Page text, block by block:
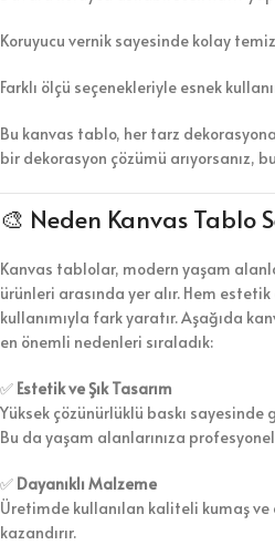
Koruyucu vernik sayesinde kolay
Farklı ölçü seçenekleriyle esnek
Bu kanvas tablo, her tarz
bir dekorasyon çözümü arıyorsanız,
🎨 Neden Kanvas Tablo
Kanvas tablolar, modern yaşam
ürünleri arasında yer alır. Hem
kullanımıyla fark yaratır. Aşağıda
en önemli nedenleri sıraladık:
✅ Estetik ve Şık Tasarım
Yüksek çözünürlüklü baskı sayesinde
Bu da yaşam alanlarınıza
✅ Dayanıklı Malzeme
Üretimde kullanılan kaliteli kumaş
kazandırır.